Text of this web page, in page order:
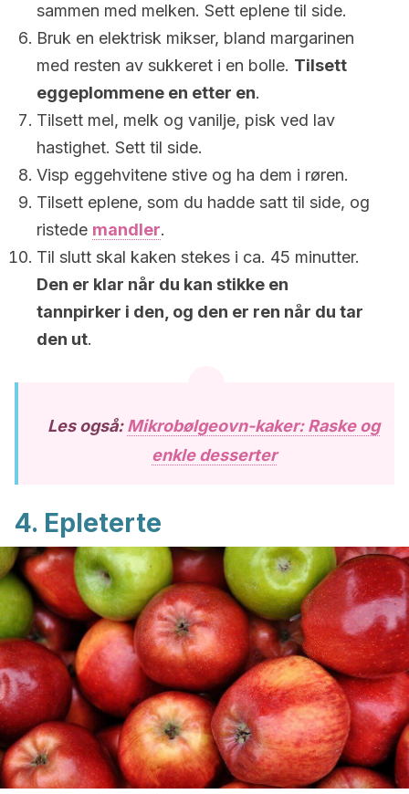
sammen med melken. Sett eplene til side.
Bruk en elektrisk mikser, bland margarinen
med resten av sukkeret i en bolle. Tilsett
eggeplommene en etter en.
Tilsett mel, melk og vanilje, pisk ved lav
hastighet. Sett til side.
Visp eggehvitene stive og ha dem i røren.
Tilsett eplene, som du hadde satt til side, og
ristede mandler.
Til slutt skal kaken stekes i ca. 45 minutter.
Den er klar når du kan stikke en
tannpirker i den, og den er ren når du tar
den ut.
Les også:Mikrobølgeovn-kaker: Raske og
enkle desserter
4. Epleterte